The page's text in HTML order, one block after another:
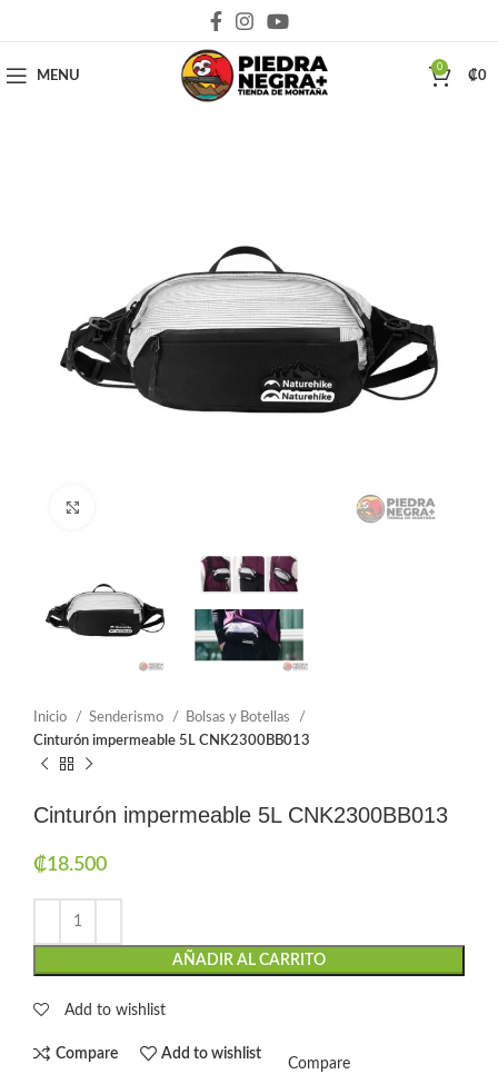
MENU
0
₡0
Inicio Senderismo
Bolsas y Botellas
Cinturón impermeable 5L CNK2300BB013
Cinturón impermeable 5L CNK2300BB013
₡18.500
AÑADIR AL CARRITO
Add to wishlist
Compare Add to wishlist
Compare
Deja que la montaña sea parte de tu vida